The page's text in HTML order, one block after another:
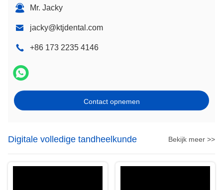
Mr. Jacky
jacky@ktjdental.com
+86 173 2235 4146
Contact opnemen
Digitale volledige tandheelkunde Bekijk meer >>